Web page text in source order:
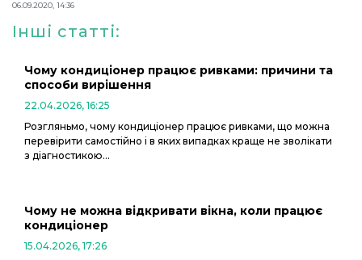
06.09.2020, 14:36
Інші статті:
Чому кондиціонер працює ривками: причини та
способи вирішення
22.04.2026, 16:25
Розгляньмо, чому кондиціонер працює ривками, що можна
перевірити самостійно і в яких випадках краще не зволікати
з діагностикою...
Чому не можна відкривати вікна, коли працює
кондиціонер
15.04.2026, 17:26